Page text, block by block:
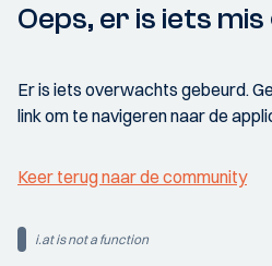
Oeps, er is iets mis
Er is iets overwachts gebeurd.
link om te navigeren naar de
Keer terug naar de community
i.at is not a function